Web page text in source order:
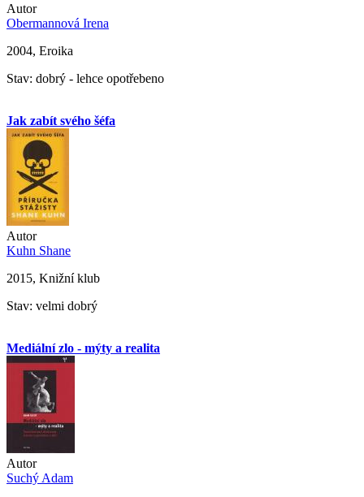
Autor
Obermannová Irena
2004, Eroika
Stav: dobrý - lehce opotřebeno
Jak zabít svého šéfa
Autor
Kuhn Shane
2015, Knižní klub
Stav: velmi dobrý
Mediální zlo - mýty a realita
Autor
Suchý Adam